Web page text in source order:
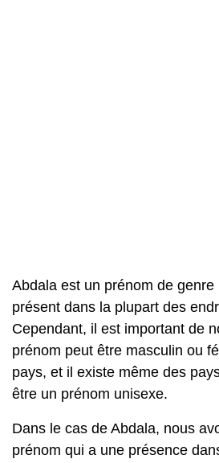
Abdala est un prénom de
présent dans la plupart des
Cependant, il est important de
prénom peut être masculin ou
pays, et il existe même des
être un prénom unisexe.
Dans le cas de Abdala, nous
prénom qui a une présence